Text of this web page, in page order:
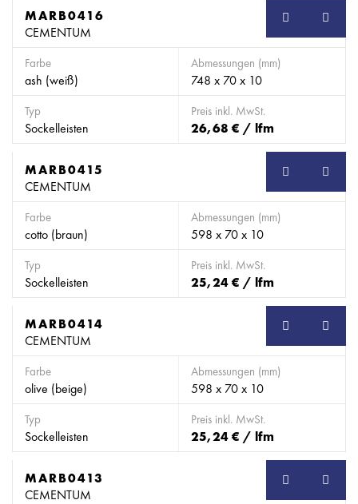
SB
MARB0416
CEMENTUM
Farbe
ash (weiß)
Abmessungen (mm)
748 x 70 x 10
Typ
Sockelleisten
Preis inkl. MwSt.
26,68 € / lfm
SB
MARB0415
CEMENTUM
Farbe
cotto (braun)
Abmessungen (mm)
598 x 70 x 10
Typ
Sockelleisten
Preis inkl. MwSt.
25,24 € / lfm
SB
MARB0414
CEMENTUM
Farbe
olive (beige)
Abmessungen (mm)
598 x 70 x 10
Typ
Sockelleisten
Preis inkl. MwSt.
25,24 € / lfm
SB
MARB0413
CEMENTUM